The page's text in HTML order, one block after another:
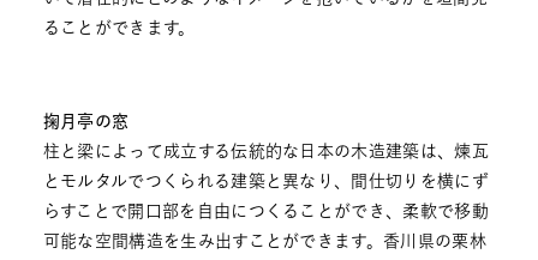
ることができます。
掬月亭の窓
柱と梁によって成立する伝統的な日本の木造建築は、煉瓦
とモルタルでつくられる建築と異なり、間仕切りを横にず
らすことで開口部を自由につくることができ、柔軟で移動
可能な空間構造を生み出すことができます。香川県の栗林